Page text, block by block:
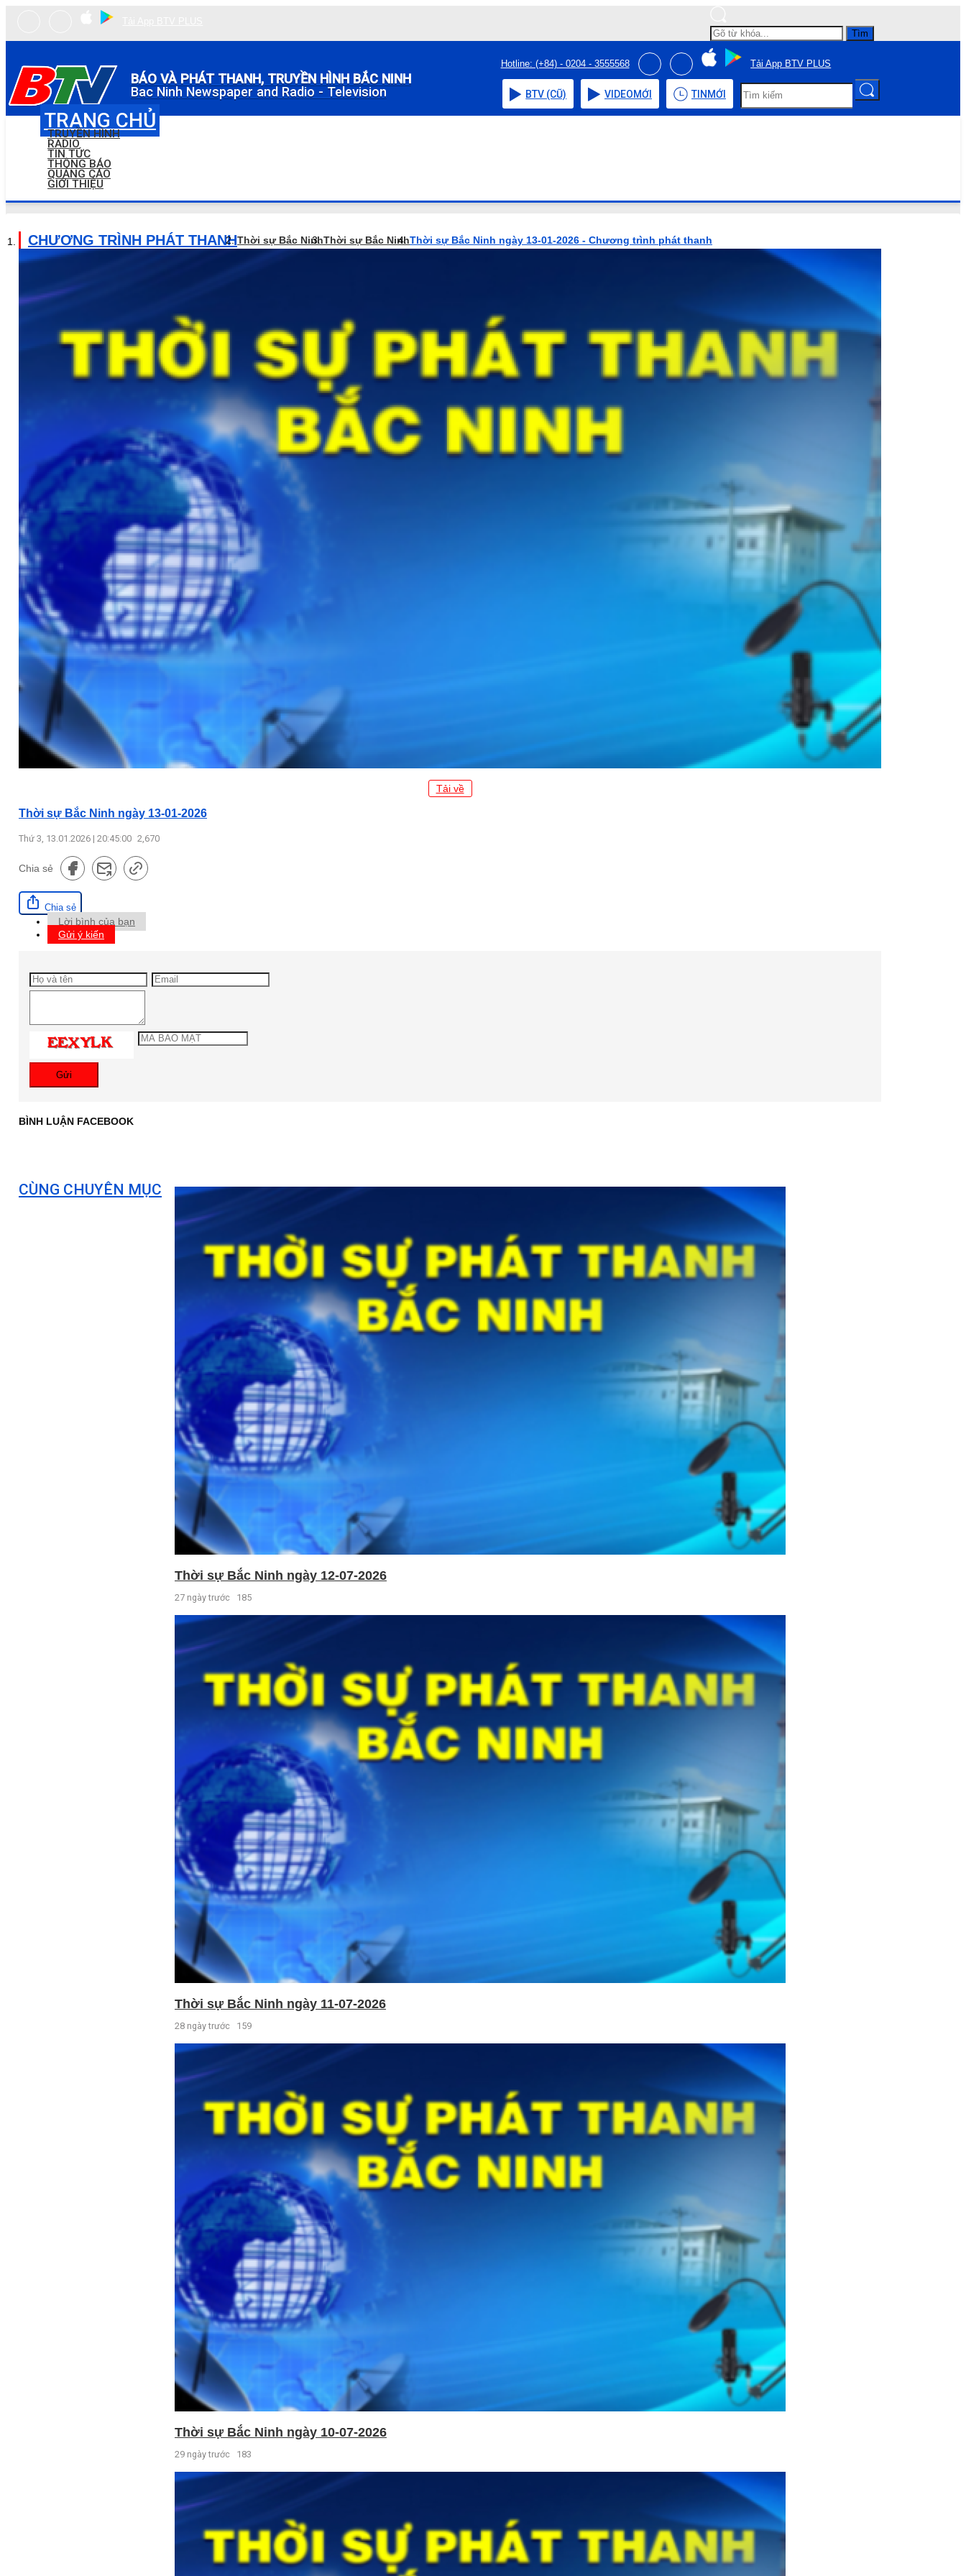
Tìm
BÁO VÀ PHÁT THANH, TRUYỀN HÌNH BẮC NINH
Bac Ninh Newspaper and Radio - Television
Hotline: (+84) - 0204 - 3555568 Tải App BTV PLUS
BTV (CŨ) VIDEOMỚI TIN MỚI
TRANG CHỦ
TRUYỀN HÌNH
RADIO
TIN TỨC
THÔNG BÁO
QUẢNG CÁO
GIỚI THIỆU
CHƯƠNG TRÌNH PHÁT THANHThời sự Bắc NinhThời sự Bắc NinhThời sự Bắc Ninh ngày 13-01-2026 - Chương trình phát thanh
Tải về
Thời sự Bắc Ninh ngày 13-01-2026
Thứ 3, 13.01.2026 | 20:45:00 2,670
Chia sẻ
Chia sẻ
Lời bình của bạn
Gửi ý kiến
Gửi
BÌNH LUẬN FACEBOOK
CÙNG CHUYÊN MỤC
Thời sự Bắc Ninh ngày 12-07-2026
27 ngày trước 185
Thời sự Bắc Ninh ngày 11-07-2026
28 ngày trước 159
Thời sự Bắc Ninh ngày 10-07-2026
29 ngày trước 183